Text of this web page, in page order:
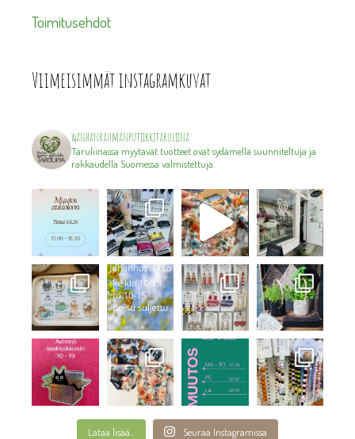
Toimitusehdot
Viimeisimmät instagramkuvat
wanhanraumanputiikkitaruliina
Taruliinassa myytävät tuotteet ovat sydämellä suunniteltuja ja
rakkaudella Suomessa valmistettuja.
Lataa lisää... Seuraa Instagramissa